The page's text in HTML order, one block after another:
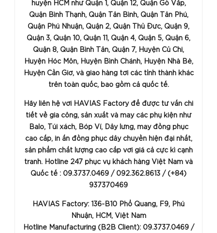
huyện HCM như Quận 1, Quận 12, Quận Gò Vấp,
Quận Bình Thạnh, Quận Tân Bình, Quận Tân Phú,
Quận Phú Nhuận, Quận 2, Quận Thủ Đức, Quận 9,
Quận 3, Quận 10, Quận 11, Quận 4, Quận 5, Quận 6,
Quận 8, Quận Bình Tân, Quận 7, Huyện Củ Chi,
Huyện Hóc Môn, Huyện Bình Chánh, Huyện Nhà Bè,
Huyện Cần Giờ, và giao hàng tới các tỉnh thành khác
trên toàn quốc, bao gồm cả quốc tế.
Hãy liên hệ với HAVIAS Factory để được tư vấn chi
tiết về gia công, sản xuất và may các phụ kiện như
Balo, Túi xách, Bóp Ví, Dây lưng, may đồng phục
cao cấp, in ấn đồng phục dây chuyền hiện đại nhất,
sản phẩm chất lượng cao cấp với giá cả cực kì cạnh
tranh. Hotline 247 phục vụ khách hàng Việt Nam và
Quốc tế : 09.3737.0469 / 092.362.8613 / (+84)
937370469
HAVIAS Factory: 136-B10 Phổ Quang, F9, Phú
Nhuận, HCM, Việt Nam
Hotline Manufacturing (B2B Client): 09.3737.0469 /